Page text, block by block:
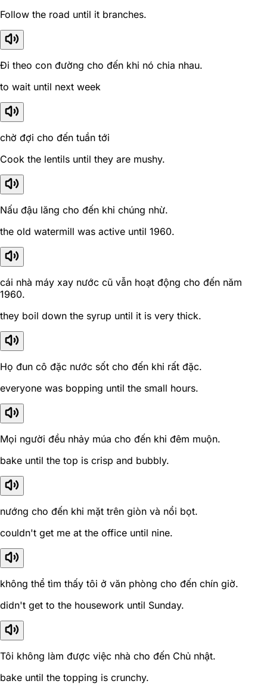
Follow the road until it branches.
Đi theo con đường cho đến khi nó chia nhau.
to wait until next week
chờ đợi cho đến tuần tới
Cook the lentils until they are mushy.
Nấu đậu lăng cho đến khi chúng nhừ.
the old watermill was active until 1960.
cái nhà máy xay nước cũ vẫn hoạt động cho đến năm
1960.
they boil down the syrup until it is very thick.
Họ đun cô đặc nước sốt cho đến khi rất đặc.
everyone was bopping until the small hours.
Mọi người đều nhảy múa cho đến khi đêm muộn.
bake until the top is crisp and bubbly.
nướng cho đến khi mặt trên giòn và nổi bọt.
couldn't get me at the office until nine.
không thể tìm thấy tôi ở văn phòng cho đến chín giờ.
didn't get to the housework until Sunday.
Tôi không làm được việc nhà cho đến Chủ nhật.
bake until the topping is crunchy.